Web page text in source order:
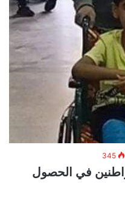
345
في الحصول